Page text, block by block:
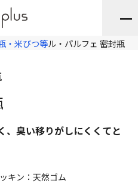
・米びつ等ル・パルフェ 密封瓶
、臭い移りがしにくくてと
キン：天然ゴム